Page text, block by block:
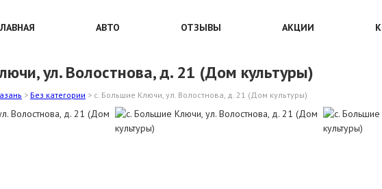
АВТО ОТЗЫВЫ АКЦИИ
ул. Волостнова, д. 21 (Дом культуры)
> Без категории > с. Большие Ключи, ул. Волостнова, д. 21 (Дом культуры)